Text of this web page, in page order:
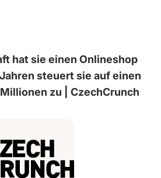
hat sie einen Onlineshop
steuert sie auf einen
zu | CzechCrunch